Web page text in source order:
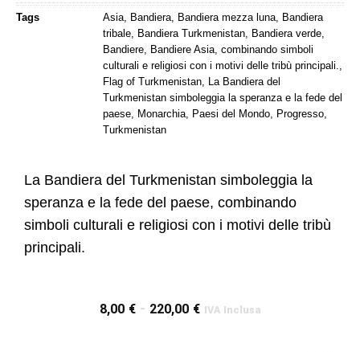
Tags Asia, Bandiera, Bandiera mezza luna, Bandiera
tribale, Bandiera Turkmenistan, Bandiera verde,
Bandiere, Bandiere Asia, combinando simboli
culturali e religiosi con i motivi delle tribù principali.,
Flag of Turkmenistan, La Bandiera del
Turkmenistan simboleggia la speranza e la fede del
paese, Monarchia, Paesi del Mondo, Progresso,
Turkmenistan
La Bandiera del Turkmenistan simboleggia la
speranza e la fede del paese, combinando
simboli culturali e religiosi con i motivi delle tribù
principali.
8,00 € - 220,00 € IVA Inclusa